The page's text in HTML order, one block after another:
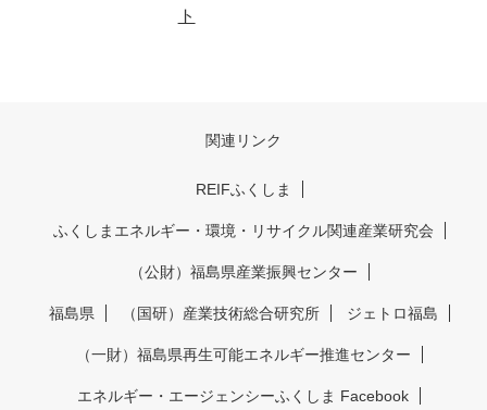
ト
関連リンク
REIFふくしま
ふくしまエネルギー・環境・リサイクル関連産業研究会
（公財）福島県産業振興センター
福島県 （国研）産業技術総合研究所 ジェトロ福島
（一財）福島県再生可能エネルギー推進センター
エネルギー・エージェンシーふくしま Facebook